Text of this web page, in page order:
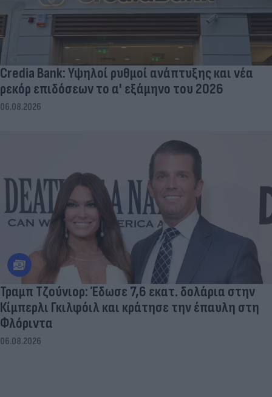
Credia Bank: Υψηλοί ρυθμοί ανάπτυξης και νέα
ρεκόρ επιδόσεων το α' εξάμηνο του 2026
06.08.2026
Τραμπ Τζούνιορ: Έδωσε 7,6 εκατ. δολάρια στην
Κίμπερλι Γκιλφόιλ και κράτησε την έπαυλη στη
Φλόριντα
06.08.2026